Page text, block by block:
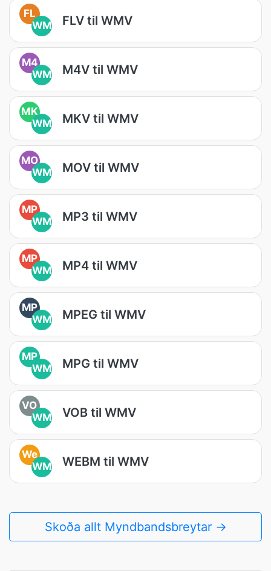
FL
WM
FLV til WMV
M4
WM
M4V til WMV
MK
WM
MKV til WMV
MO
WM
MOV til WMV
MP
WM
MP3 til WMV
MP
WM
MP4 til WMV
MP
WM
MPEG til WMV
MP
WM
MPG til WMV
VO
WM
VOB til WMV
We
WM
WEBM til WMV
Skoða allt Myndbandsbreytar →